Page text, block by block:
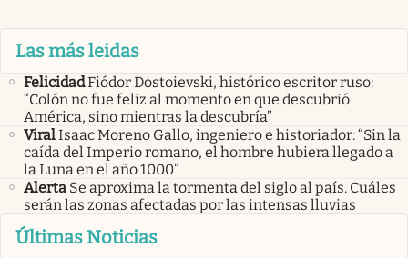
Las más leidas
FelicidadFiódor Dostoievski, histórico escritor ruso:
“Colón no fue feliz al momento en que descubrió
América, sino mientras la descubría”
ViralIsaac Moreno Gallo, ingeniero e historiador: “Sin la
caída del Imperio romano, el hombre hubiera llegado a
la Luna en el año 1000”
Alerta Se aproxima la tormenta del siglo al país. Cuáles
serán las zonas afectadas por las intensas lluvias
Últimas Noticias